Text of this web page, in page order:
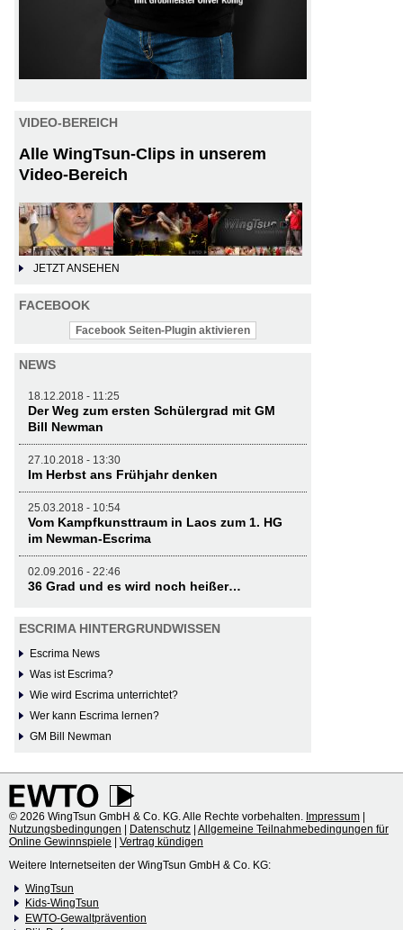
VIDEO-BEREICH
Alle WingTsun-Clips in unserem
Video-Bereich
JETZT ANSEHEN
FACEBOOK
Facebook Seiten-Plugin aktivieren
NEWS
18.12.2018 - 11:25
Der Weg zum ersten Schülergrad mit GM
Bill Newman
27.10.2018 - 13:30
Im Herbst ans Frühjahr denken
25.03.2018 - 10:54
Vom Kampfkunsttraum in Laos zum 1. HG
im Newman-Escrima
02.09.2016 - 22:46
36 Grad und es wird noch heißer…
ESCRIMA HINTERGRUNDWISSEN
Escrima News
Was ist Escrima?
Wie wird Escrima unterrichtet?
Wer kann Escrima lernen?
GM Bill Newman
© 2026 WingTsun GmbH & Co. KG. Alle Rechte vorbehalten. Impressum |
Nutzungsbedingungen | Datenschutz | Allgemeine Teilnahmebedingungen für
Online Gewinnspiele | Vertrag kündigen
Weitere Internetseiten der WingTsun GmbH & Co. KG:
WingTsun
Kids-WingTsun
EWTO-Gewaltprävention